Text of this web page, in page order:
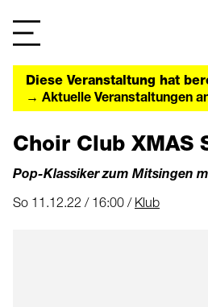
Diese Veranstaltung hat
→ Aktuelle Veranstaltungen
Choir Club XMAS
Pop-Klassiker zum Mitsingen
So 11.12.22 / 16:00 / Klub